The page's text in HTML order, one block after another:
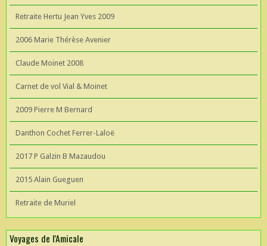
Retraite Hertu Jean Yves 2009
2006 Marie Thérèse Avenier
Claude Moinet 2008
Carnet de vol Vial & Moinet
2009 Pierre M Bernard
Danthon Cochet Ferrer-Laloë
2017 P Galzin B Mazaudou
2015 Alain Gueguen
Retraite de Muriel
Voyages de l'Amicale